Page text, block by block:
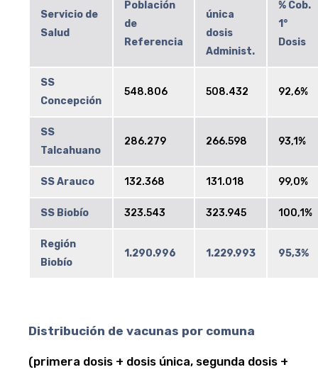
Servicio de
Salud
Población
de
Referencia
única
dosis
Administ.
% Cob.
1°
Dosis
SS
Concepción
548.806 508.432 92,6%
SS
Talcahuano
286.279 266.598 93,1%
SS Arauco 132.368 131.018 99,0%
SS Biobío 323.543 323.945 100,1%
Región
Biobío
1.290.996 1.229.993 95,3%
Distribución de vacunas por comuna
(primera dosis + dosis única, segunda dosis +